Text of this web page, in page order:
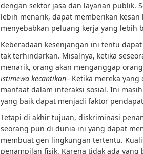
dengan sektor jasa dan layanan publik.
lebih menarik, dapat memberikan
menyebabkan peluang kerja yang lebih
Keberadaan kesenjangan ini tentu
tak terhindarkan. Misalnya, ketika
menarik, orang akan menganggap
istimewa kecantikan– Ketika mereka
manfaat dalam interaksi sosial. Ini
yang baik dapat menjadi faktor
Tetapi di akhir tujuan, diskriminasi
seorang pun di dunia ini yang dapat
membuat gen lingkungan tertentu.
penampilan fisik. Karena tidak ada